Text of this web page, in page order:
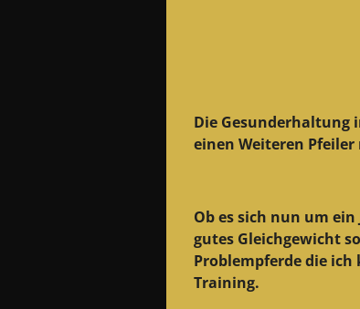
Die Gesunderhaltung
einen Weiteren
Ob es sich nun um
gutes Gleichgewicht
Problempferde die
Training.